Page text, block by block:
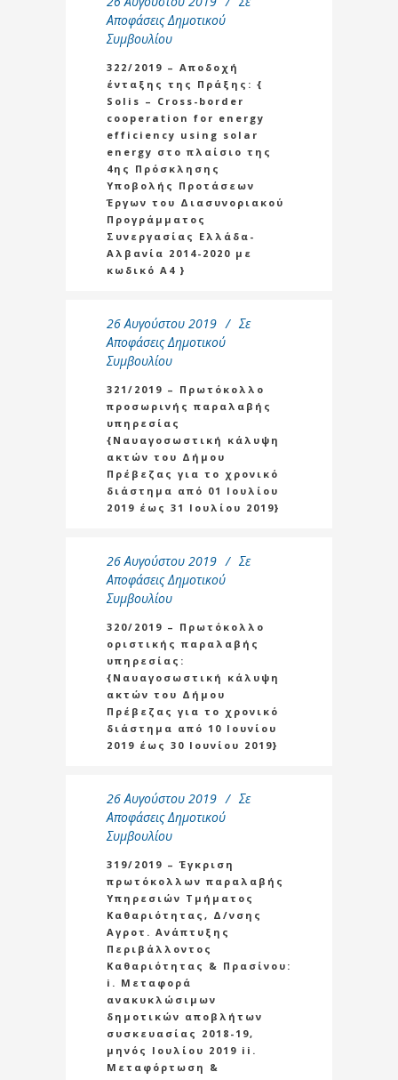
Αποφάσεις Δημοτικού
Συμβουλίου
322/2019 – Αποδοχή
ένταξης της Πράξης: {
Solis – Cross-border
cooperation for energy
efficiency using solar
energy στο πλαίσιο της
4ης Πρόσκλησης
Υποβολής Προτάσεων
Έργων του Διασυνοριακού
Προγράμματος
Συνεργασίας Ελλάδα-
Αλβανία 2014-2020 με
κωδικό Α4 }
26 Αυγούστου 2019
Σε
Αποφάσεις Δημοτικού
Συμβουλίου
321/2019 – Πρωτόκολλο
προσωρινής παραλαβής
υπηρεσίας
{Ναυαγοσωστική κάλυψη
ακτών του Δήμου
Πρέβεζας για το χρονικό
διάστημα από 01 Ιουλίου
2019 έως 31 Ιουλίου 2019}
26 Αυγούστου 2019
Σε
Αποφάσεις Δημοτικού
Συμβουλίου
320/2019 – Πρωτόκολλο
οριστικής παραλαβής
υπηρεσίας:
{Ναυαγοσωστική κάλυψη
ακτών του Δήμου
Πρέβεζας για το χρονικό
διάστημα από 10 Ιουνίου
2019 έως 30 Ιουνίου 2019}
26 Αυγούστου 2019
Σε
Αποφάσεις Δημοτικού
Συμβουλίου
319/2019 – Έγκριση
πρωτόκολλων παραλαβής
Υπηρεσιών Τμήματος
Καθαριότητας, Δ/νσης
Αγροτ. Ανάπτυξης
Περιβάλλοντος
Καθαριότητας & Πρασίνου:
i. Μεταφορά
ανακυκλώσιμων
δημοτικών αποβλήτων
συσκευασίας 2018-19,
μηνός Ιουλίου 2019 ii.
Μεταφόρτωση &